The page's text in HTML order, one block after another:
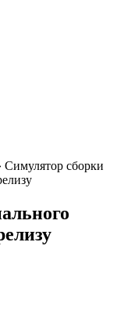
Симулятор сборки